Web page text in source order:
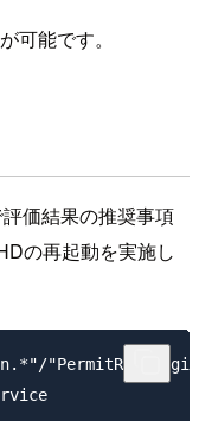
可能です。
価結果の推奨事項
の再起動を実施し